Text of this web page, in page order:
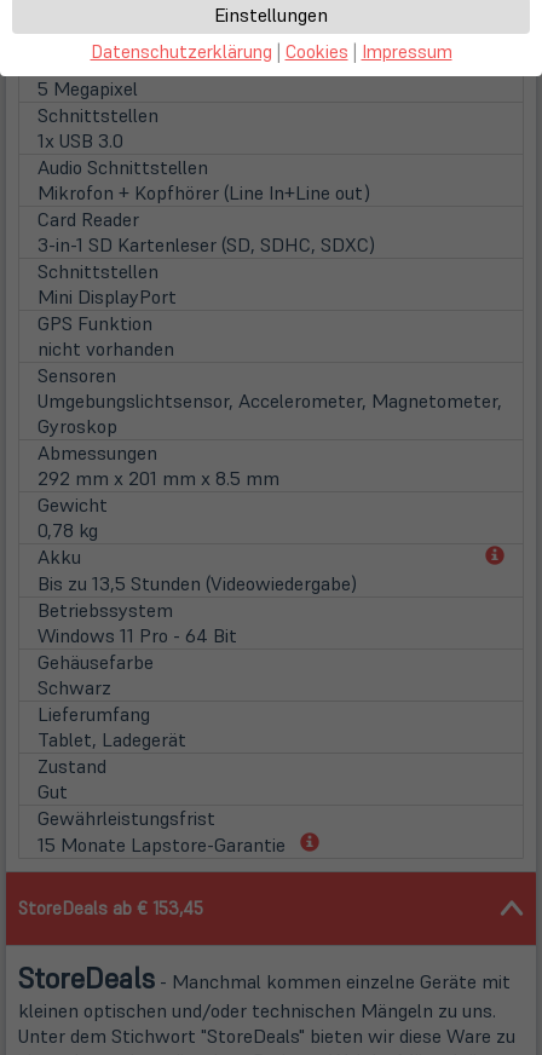
8 Megapixel
Frontkamera
5 Megapixel
Schnittstellen
1x USB 3.0
Audio Schnittstellen
Mikrofon + Kopfhörer (Line In+Line out)
Card Reader
3-in-1 SD Kartenleser (SD, SDHC, SDXC)
Schnittstellen
Mini DisplayPort
GPS Funktion
nicht vorhanden
Sensoren
Umgebungslichtsensor, Accelerometer, Magnetometer,
Gyroskop
Abmessungen
292 mm x 201 mm x 8.5 mm
Gewicht
0,78 kg
Akku
Bis zu 13,5 Stunden (Videowiedergabe)
Betriebssystem
Windows 11 Pro - 64 Bit
Gehäusefarbe
Schwarz
Lieferumfang
Tablet, Ladegerät
Zustand
Gut
Gewährleistungsfrist
15 Monate Lapstore-Garantie
(öffnet
in
StoreDeals ab € 153,45
StoreDeals - Manchmal kommen einzelne Geräte mit
kleinen optischen und/oder technischen Mängeln zu uns.
Unter dem Stichwort "StoreDeals" bieten wir diese Ware zu
Einstellungen
Datenschutzerklärung | Cookies | Impressum